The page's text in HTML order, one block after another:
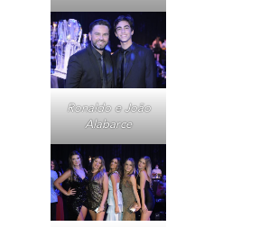
Ronaldo e João
Alabarce